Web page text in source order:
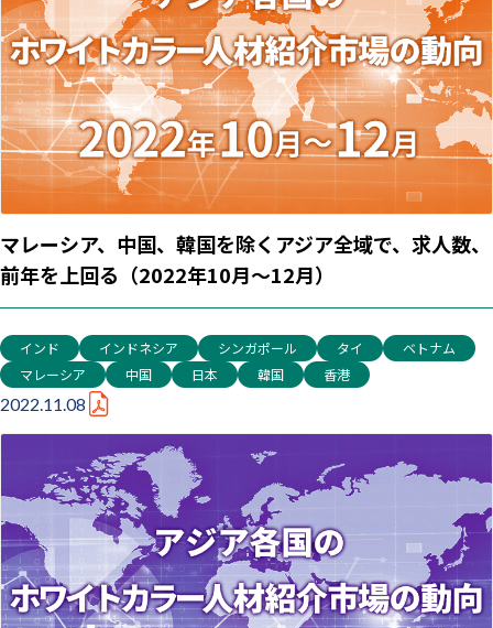
マレーシア、中国、韓国を除くアジア全域で、求人数、
前年を上回る（2022年10月～12月）
インド インドネシア シンガポール タイ
ベトナム
マレーシア
中国 日本 韓国 香港
2022.11.08